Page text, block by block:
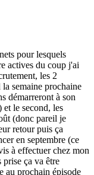
pour lesquels
actives du coup j'ai
les 2
semaine prochaine
démarreront à son
et le second, les
(donc pareil je
retour puis ça
en septembre (ce
à effectuer chez mon
ça va être
au prochain épisode